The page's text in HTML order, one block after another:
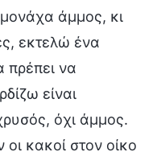
άμμος, κι
εκτελώ ένα
πρέπει να
είναι
όχι άμμος.
κακοί στον οίκο